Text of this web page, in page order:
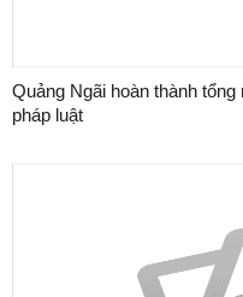
Quảng Ngãi hoàn thành
pháp luật